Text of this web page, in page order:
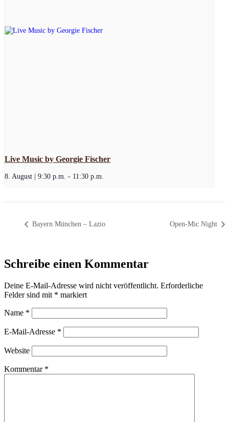
Live Music by Georgie Fischer
8. August | 9:30 p.m. - 11:30 p.m.
Bayern München – Lazio Open-Mic Night
Schreibe einen Kommentar
Deine E-Mail-Adresse wird nicht veröffentlicht. Erforderliche
Felder sind mit * markiert
Name *
E-Mail-Adresse *
Website
Kommentar *